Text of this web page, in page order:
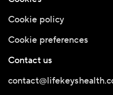
Cookie policy
Cookie preferences
Contact us